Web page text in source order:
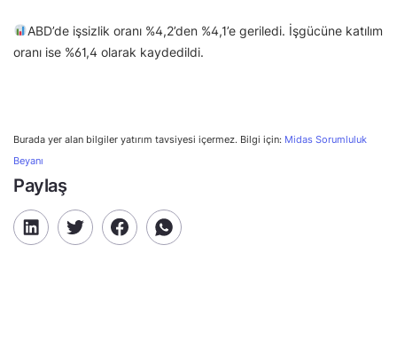
ABD’de işsizlik oranı %4,2’den %4,1’e geriledi. İşgücüne katılım
oranı ise %61,4 olarak kaydedildi.
Burada yer alan bilgiler yatırım tavsiyesi içermez. Bilgi için: Midas Sorumluluk
Beyanı
Paylaş